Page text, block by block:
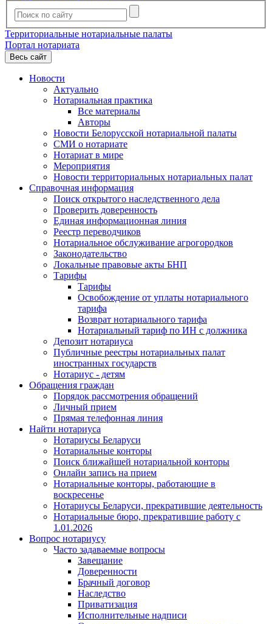
Территориальные нотариальные палаты
Портал нотариата
Весь сайт
Новости
Актуально
Нотариальная практика
Все материалы
Авторы
Новости Белорусской нотариальной палаты
СМИ о нотариате
Нотариат в мире
Мероприятия
Новости территориальных нотариальных палат
Справочная информация
Поиск открытого наследственного дела
Проверить доверенность
Единая информационная линия
Реестр переводчиков
Нотариальное обслуживание агрогородков
Законодательство
Локальные правовые акты БНП
Тарифы
Тарифы
Освобождение от уплаты нотариального
тарифа
Возврат нотариального тарифа
Нотариальный тариф по ИН с должника
Депозит нотариуса
Публичные реестры нотариальных палат
иностранных государств
Нотариус - детям
Обращения граждан
Порядок рассмотрения обращений
Личный прием
Прямая телефонная линия
Найти нотариуса
Нотариусы Беларуси
Нотариальные конторы
Поиск ближайшей нотариальной конторы
Онлайн запись на прием
Нотариальные конторы, работающие в
воскресенье
Нотариусы Беларуси, прекратившие деятельность
Нотариальные бюро, прекратившие работу с
1.01.2026
Вопрос нотариусу
Часто задаваемые вопросы
Завещание
Доверенности
Брачный договор
Наследство
Приватизация
Исполнительные надписи